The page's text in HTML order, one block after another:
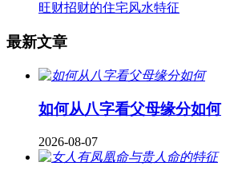
旺财招财的住宅风水特征
最新文章
如何从八字看父母缘分如何
2026-08-07